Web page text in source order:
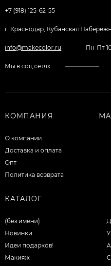
+7 (918) 125-62-55
г. Краснодар, Кубанская
info@makecolor.ru Пн-Пт
Мы в соц.сетях
КОМПАНИЯ
О компании
Доставка и оплата
Опт
Политика возврата
КАТАЛОГ
(без имени)
Новинки
Идеи подарков!
Макияж